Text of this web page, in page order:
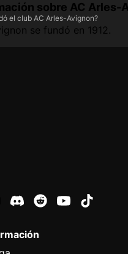
sobre AC Arles-
el club AC Arles-Avignon?
se fundó en 1912.